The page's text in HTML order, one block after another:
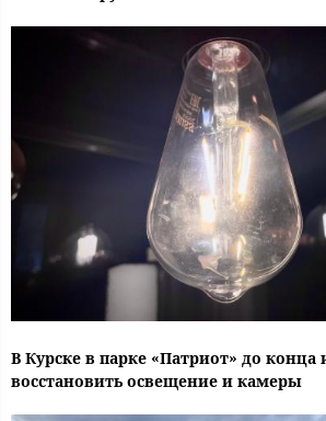
В Курске в парке «Патриот» до
восстановить освещение и камеры